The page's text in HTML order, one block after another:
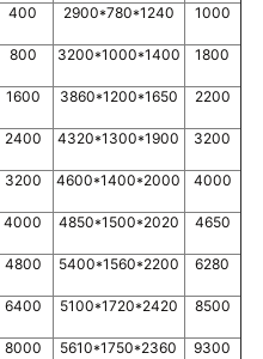
400 2900*780*1240 1000
800 3200*1000*1400 1800
1600 3860*1200*1650 2200
2400 4320*1300*1900 3200
3200 4600*1400*2000 4000
4000 4850*1500*2020 4650
4800 5400*1560*2200 6280
6400 5100*1720*2420 8500
8000 5610*1750*2360 9300